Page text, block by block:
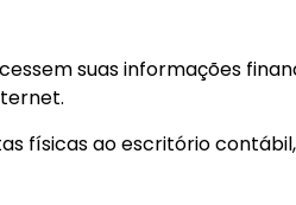
suas informações
físicas ao escritório